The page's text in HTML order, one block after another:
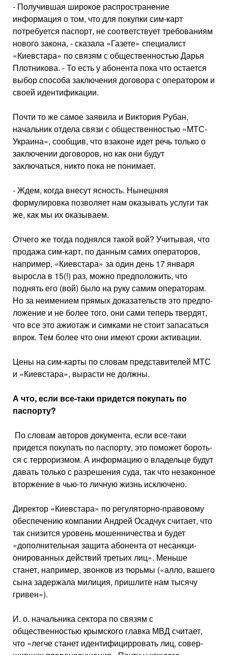
- Получившая широкое рас­пространение
информация о том, что для покупки сим-карт
потребуется паспорт, не соот­ветствует требованиям
нового закона, - сказала «Газете» спе­циалист
«Киевстара» по связям с общественностью Дарья
Плот­никова. - То есть у абонента по­ка что остается
выбор способа заключения договора с операто­ром и
своей идентификации.
Почти то же самое заявила и Виктория Рубан,
начальник от­дела связи с общественностью «МТС-
Украина», сообщив, что взаконе идет речь только о
за­ключении договоров, но как они будут
заключаться, никто пока не понимает.
- Ждем, когда внесут ясность. Нынешняя
формулировка по­зволяет нам оказывать услуги так
же, как мы их оказываем.
Отчего же тогда поднялся та­кой вой? Учитывая, что
прода­жа сим-карт, по данным самих операторов,
например, «Киев­стара» за один день 17 янва­ря
выросла в 15(!) раз, можно предположить, что
поднять его (вой) было на руку самим опе­раторам.
Но за неимением пря­мых доказательств это предпо­
ложение и не более того, они сами теперь твердят,
что все это ажиотаж и симками не сто­ит запасаться
впрок. Тем более что они имеют сроки активации.
Цены на сим-карты по словам представителей МТС
и «Киев­стара», вырасти не должны.
А что, если все-таки придется покупать по
паспорту?
По словам авторов документа, если все-таки
придется покупать по паспорту, это поможет бороть­
ся с терроризмом. А информацию о владельце будут
давать только с разрешения суда, так что незаконное
вторжение в чью-то личную жизнь исключено.
Директор «Киевстара» по регуляторно-правовому
обеспечению компании Андрей Осадчук счи­тает, что
так снизится уровень мошенничества и бу­дет
«дополнительная защита абонента от несанкци­
онированных действий третьих лиц». Меньше
станет, например, звонков из тюрьмы («алло, вашего
сына задержала милиция, пришлите нам тысячу
гривен»).
И. о. начальника сектора по связям с
общественностью крымского главка МВД считает,
что «легче станет идентифицирровать лиц, совер­